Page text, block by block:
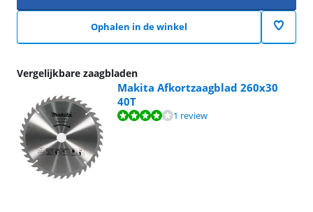
Ophalen in de winkel
Vergelijkbare zaagbladen
Makita Afkortzaagblad 260x30
40T
Beoordeling is 8,0 van de 10, gebaseerd op 1 review.
1 review